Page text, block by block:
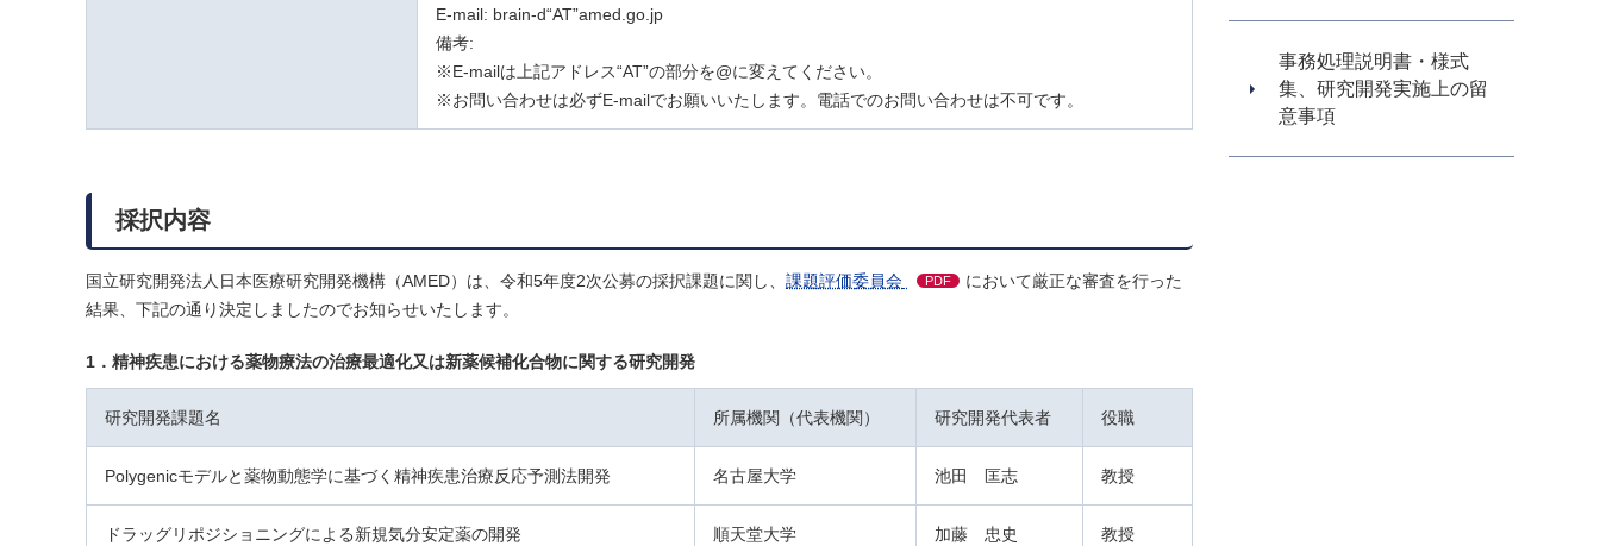
E-mail: brain-d“AT”amed.go.jp
備考:
※E-mailは上記アドレス“AT”の部分を@に変えてください。
※お問い合わせは必ずE-mailでお願いいたします。電話でのお問い合わせは不可です。
採択内容
国立研究開発法人日本医療研究開発機構（AMED）は、令和5年度2次公募の採択課題に関し、 課題評価委員会 PDF
において厳正な審査を行った
結果、下記の通り決定しましたのでお知らせいたします。
1．精神疾患における薬物療法の治療最適化又は新薬候補化合物に関する研究開発
研究開発課題名 所属機関（代表機関） 研究開発代表者 役職
Polygenicモデルと薬物動態学に基づく精神疾患治療反応予測法開発 名古屋大学 池田 匡志 教授
ドラッグリポジショニングによる新規気分安定薬の開発 順天堂大学 加藤 忠史 教授
事務処理説明書・様式
集、研究開発実施上の留
意事項